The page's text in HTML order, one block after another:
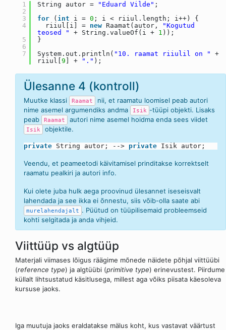
1
2
3
4
5
6
7
String autor = "Eduard Vilde" ;
for
( int i = 0 ; i < riiul.length; i++) {
riiul[i] = new Raamat(autor,
"Kogutud
teosed "
+ String.valueOf(i + 1 ));
}
System.out.println( "10. raamat riiulil on "
+
riiul[ 9 ] + "." );
Ülesanne 4 (kontroll)
Muutke klassi Raamat
nii, et raamatu loomisel peab autori
nime asemel argumendiks andma
Isik -tüüpi objekti. Lisaks
peab
Raamat autori nime asemel hoidma enda sees viidet
Isik objektile.
private String autor; --> private Isik autor;
Veendu, et peameetodi käivitamisel prinditakse korrektselt
raamatu pealkiri ja autori info.
Kui olete juba hulk aega proovinud ülesannet iseseisvalt
lahendada ja see ikka ei õnnestu, siis võib-olla saate abi
murelahendajalt . Püütud on tüüpilisemaid probleemseid
kohti selgitada ja anda vihjeid.
Viittüüp vs algtüüp
Materjali viimases lõigus räägime mõnede näidete põhjal viittüübi
(reference type) ja algtüübi (primitive type) erinevustest. Piirdume
küllalt lihtsustatud käsitlusega, millest aga võiks piisata käesoleva
kursuse jaoks.
Iga muutuja jaoks eraldatakse mälus koht, kus vastavat väärtust